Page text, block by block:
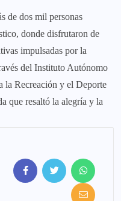
de dos mil personas
donde disfrutaron de
impulsadas por la
del Instituto Autónomo
Recreación y el Deporte
que resaltó la alegría y la